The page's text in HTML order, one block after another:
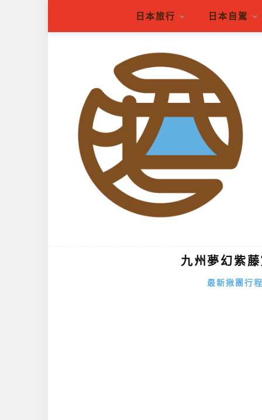
日本旅行 日本自駕
九州夢幻紫
最新揪團行